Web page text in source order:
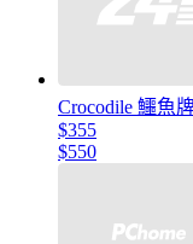
Crocodile 鱷魚
$355
$550